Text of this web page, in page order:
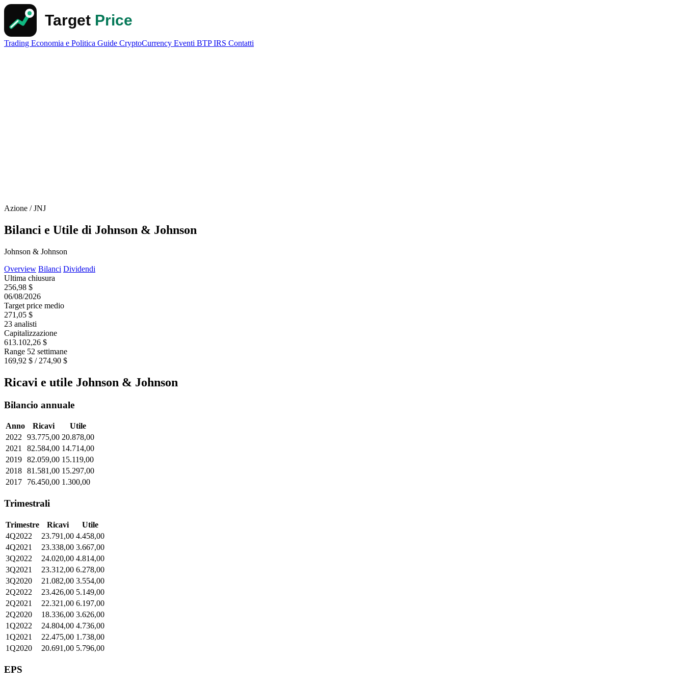
Trading Economia e Politica Guide CryptoCurrency Eventi BTPIRS Contatti
Azione / JNJ
Bilanci e Utile di Johnson & Johnson
Johnson & Johnson
Overview Bilanci Dividendi
Ultima chiusura
256,98 $
06/08/2026
Target price medio
271,05 $
23 analisti
Capitalizzazione
613.102,26 $
Range 52 settimane
169,92 $ / 274,90 $
Ricavi e utile Johnson & Johnson
Bilancio annuale
Anno Ricavi
Utile
2022
93.775,00 20.878,00
2021
82.584,00 14.714,00
2019 82.059,00 15.119,00
2018 81.581,00 15.297,00
2017
76.450,00 1.300,00
Trimestrali
Trimestre Ricavi
Utile
4Q2022
23.791,00 4.458,00
4Q2021
23.338,00 3.667,00
3Q2022
24.020,00 4.814,00
3Q2021
23.312,00 6.278,00
3Q2020
21.082,00 3.554,00
2Q2022
23.426,00 5.149,00
2Q2021
22.321,00 6.197,00
2Q2020
18.336,00 3.626,00
1Q2022
24.804,00 4.736,00
1Q2021
22.475,00 1.738,00
1Q2020
20.691,00 5.796,00
EPS